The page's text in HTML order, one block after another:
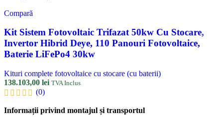
Compară
Kit Sistem Fotovoltaic Trifazat 50kw Cu Stocare,
Invertor Hibrid Deye, 110 Panouri Fotovoltaice,
Baterie LiFePo4 30kw
Kituri complete fotovoltaice cu stocare (cu baterii)
138.103,00 lei TVA Inclus
(0)
Informații privind montajul și transportul